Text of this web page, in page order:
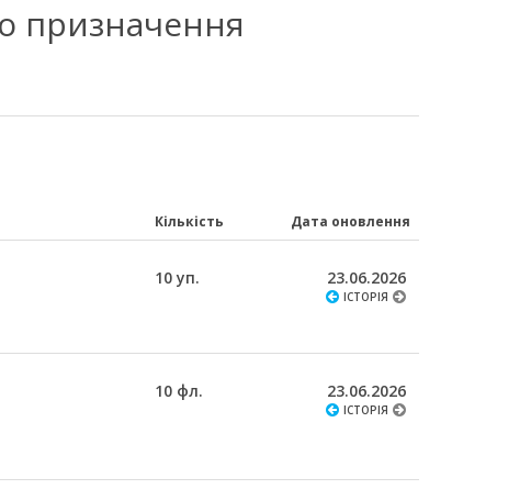
призначення
Кількість Дата оновлення
10 уп. 23.06.2026
ІСТОРІЯ
10 фл. 23.06.2026
ІСТОРІЯ